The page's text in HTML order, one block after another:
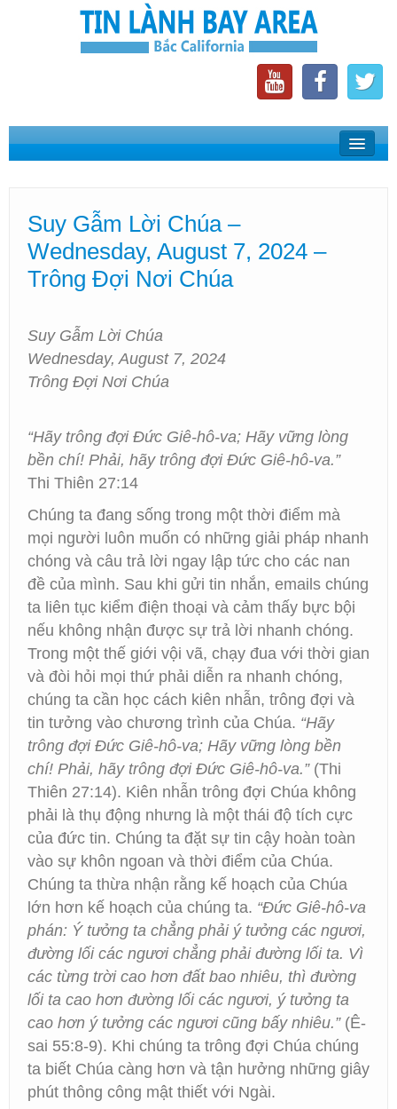
Home
Phát Thanh Tin Lành Bay Area
Các Hội Thánh Bắc California
Suy Gẫm Lời Chúa –
Wednesday, August 7, 2024 –
Trông Đợi Nơi Chúa
Suy Gẫm Lời Chúa
Wednesday, August 7, 2024
Trông Đợi Nơi Chúa
“Hãy trông đợi Đức Giê-hô-va; Hãy vững lòng
bền chí! Phải, hãy trông đợi Đức Giê-hô-va.”
Thi Thiên 27:14
Chúng ta đang sống trong một thời điểm mà
mọi người luôn muốn có những giải pháp nhanh
chóng và câu trả lời ngay lập tức cho các nan
đề của mình. Sau khi gửi tin nhắn, emails chúng
ta liên tục kiểm điện thoại và cảm thấy bực bội
nếu không nhận được sự trả lời nhanh chóng.
Trong một thế giới vội vã, chạy đua với thời gian
và đòi hỏi mọi thứ phải diễn ra nhanh chóng,
chúng ta cần học cách kiên nhẫn, trông đợi và
tin tưởng vào chương trình của Chúa. “Hãy
trông đợi Đức Giê-hô-va; Hãy vững lòng bền
chí! Phải, hãy trông đợi Đức Giê-hô-va.” (Thi
Thiên 27:14). Kiên nhẫn trông đợi Chúa không
phải là thụ động nhưng là một thái độ tích cực
của đức tin. Chúng ta đặt sự tin cậy hoàn toàn
vào sự khôn ngoan và thời điểm của Chúa.
Chúng ta thừa nhận rằng kế hoạch của Chúa
lớn hơn kế hoạch của chúng ta. “Đức Giê-hô-va
phán: Ý tưởng ta chẳng phải ý tưởng các ngươi,
đường lối các ngươi chẳng phải đường lối ta. Vì
các từng trời cao hơn đất bao nhiêu, thì đường
lối ta cao hơn đường lối các ngươi, ý tưởng ta
cao hơn ý tưởng các ngươi cũng bấy nhiêu.”(Ê-
sai 55:8-9). Khi chúng ta trông đợi Chúa chúng
ta biết Chúa càng hơn và tận hưởng những giây
phút thông công mật thiết với Ngài.